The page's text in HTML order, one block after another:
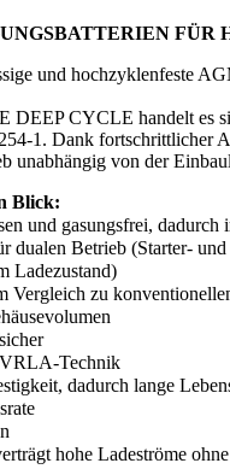
FÜR
und hochzyklenfeste
CYCLE handelt es
1. Dank fortschrittlicher
unabhängig von der
Blick:
und gasungsfrei,
dualen Betrieb (Starter-
Ladezustand)
Vergleich zu
VRLA-Technik
dadurch lange
hohe Ladeströme